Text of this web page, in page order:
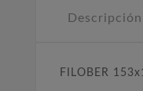
Descripción
FILOBER